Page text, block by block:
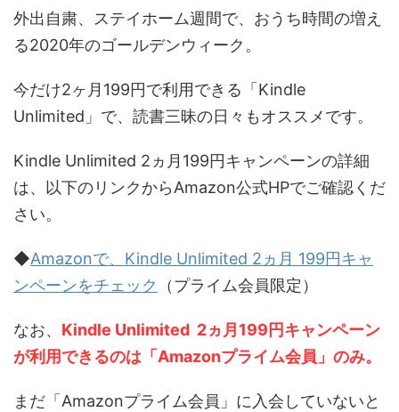
外出自粛、ステイホーム週間で、おうち時間の増え
る2020年のゴールデンウィーク。
今だけ2ヶ月199円で利用できる「Kindle
Unlimited」で、読書三昧の日々もオススメです。
Kindle Unlimited 2ヵ月199円キャンペーンの詳細
は、以下のリンクからAmazon公式HPでご確認くだ
さい。
◆Amazonで、Kindle Unlimited 2ヵ月 199円キャ
ンペーンをチェック
（プライム会員限定）
なお、 Kindle Unlimited 2ヵ月199円キャンペーン
が利用できるのは「Amazonプライム会員」のみ。
まだ「Amazonプライム会員」に入会していないと